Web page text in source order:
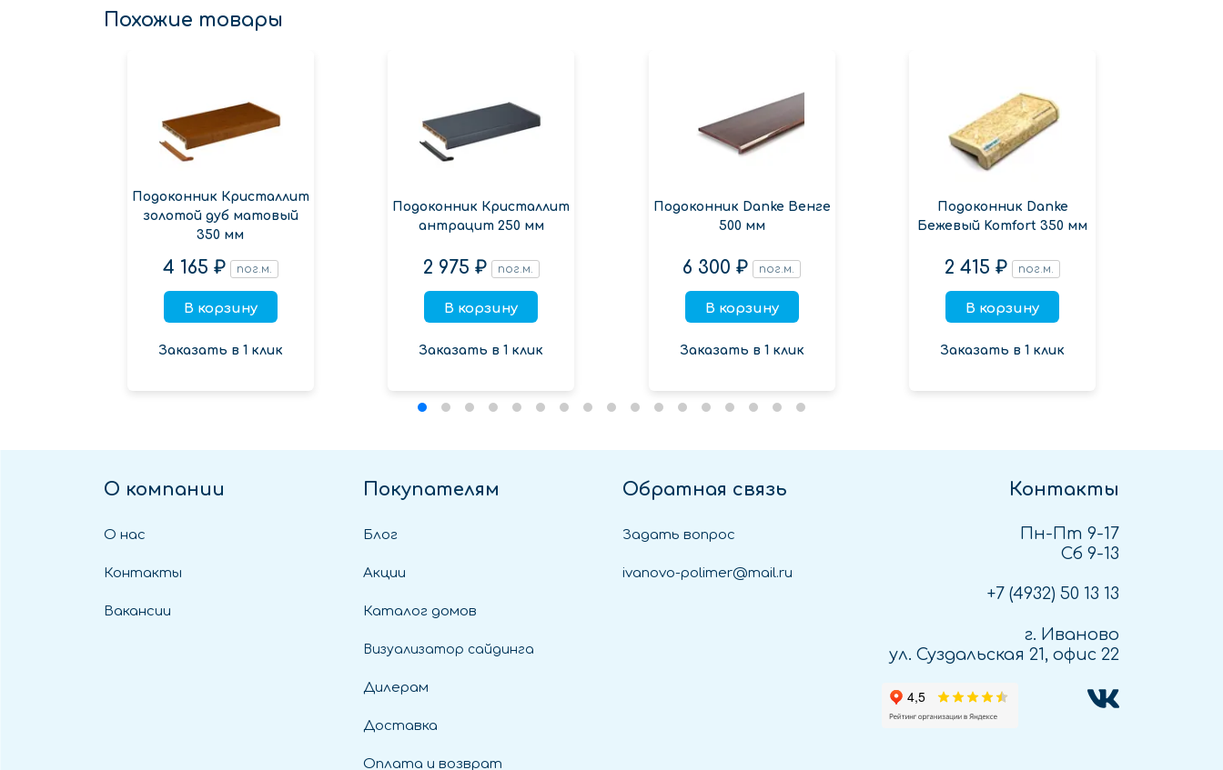
Похожие товары
Подоконник Кристаллит
золотой дуб матовый
350 мм
4 165 ₽ пог.м.
В корзину
Заказать в 1 клик
Подоконник Кристаллит
антрацит 250 мм
2 975 ₽ пог.м.
В корзину
Заказать в 1 клик
Подоконник Danke Венге
500 мм
6 300 ₽ пог.м.
В корзину
Заказать в 1 клик
Подоконник Danke
Бежевый Komfort 350 мм
2 415 ₽ пог.м.
В корзину
Заказать в 1 клик
О компании
О нас
Контакты
Вакансии
Покупателям
Блог
Акции
Каталог домов
Визуализатор сайдинга
Дилерам
Доставка
Оплата и возврат
Обратная связь
Задать вопрос
ivanovo-polimer@mail.ru
Контакты
Пн-Пт 9-17
Сб 9-13
+7 (4932) 50 13 13
г. Иваново
ул. Суздальская 21, офис 22